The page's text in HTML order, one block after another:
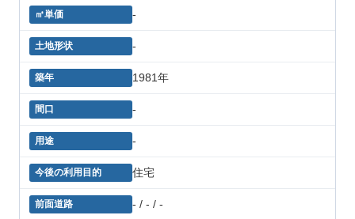
-
-
1981年
-
-
住宅
- / - / -